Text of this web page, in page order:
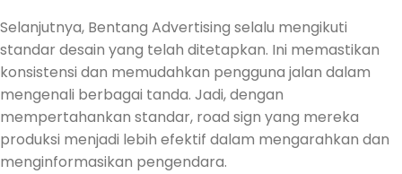
Selanjutnya, Bentang Advertising selalu mengikuti
standar desain yang telah ditetapkan. Ini memastikan
konsistensi dan memudahkan pengguna jalan dalam
mengenali berbagai tanda. Jadi, dengan
mempertahankan standar, road sign yang mereka
produksi menjadi lebih efektif dalam mengarahkan dan
menginformasikan pengendara.